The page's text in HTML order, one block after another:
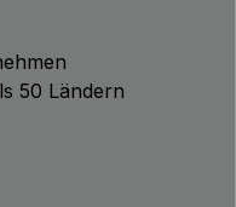
50 Ländern